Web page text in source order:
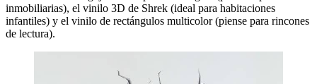
inmobiliarias), el vinilo 3D de Shrek (ideal para habitaciones
infantiles) y el vinilo de rectángulos multicolor (piense para rincones
de lectura).